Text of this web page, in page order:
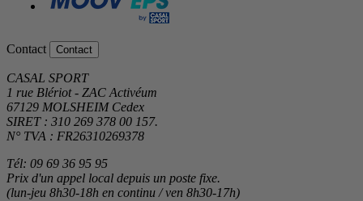
Contact Contact
CASAL SPORT
1 rue Blériot - ZAC Activéum
67129 MOLSHEIM Cedex
SIRET : 310 269 378 00 157.
N° TVA : FR26310269378
Tél: 09 69 36 95 95
Prix d'un appel local depuis un poste fixe.
(lun-jeu 8h30-18h en continu / ven 8h30-17h)